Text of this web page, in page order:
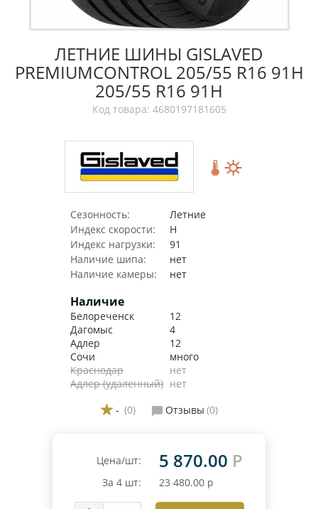
ЛЕТНИЕ ШИНЫ GISLAVED
PREMIUMCONTROL 205/55 R16 91H
205/55 R16 91H
Код товара: 4680197181605
Сезонность:
Летние
Индекс скорости:
H
Индекс нагрузки:
91
Наличие шипа:
нет
Наличие камеры:
нет
Наличие
Белореченск
12
Дагомыс
4
Адлер
12
Сочи
много
Краснодар
нет
Адлер (удаленный) нет
- (0) Отзывы (0)
Цена/шт: 5 870.00 Р
За 4 шт: 23 480.00 р